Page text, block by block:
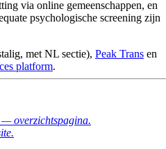
via online gemeenschappen, en
psychologische screening zijn
met NL sectie), Peak Trans en
platform.
overzichtspagina.